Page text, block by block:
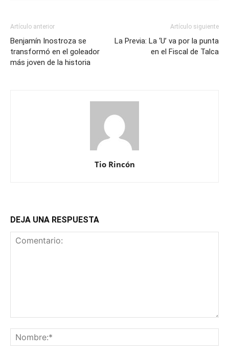
Artículo anterior
Benjamín Inostroza se
transformó en el goleador
más joven de la historia
Artículo siguiente
La Previa: La ‘U’ va por la punta
en el Fiscal de Talca
Tio Rincón
DEJA UNA RESPUESTA